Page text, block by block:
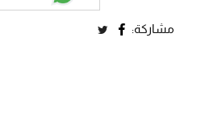
مشاركة: